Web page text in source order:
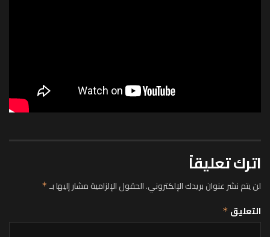
اترك تعليقاً
لن يتم نشر عنوان بريدك الإلكتروني.الحقول الإلزامية مشار إليها بـ*
التعليق *